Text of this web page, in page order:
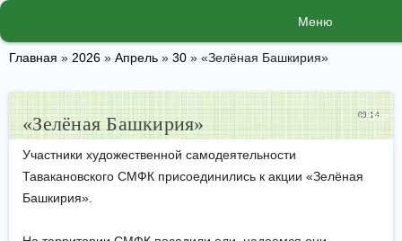
Меню
Главная » 2026 » Апрель » 30 » «Зелёная Башкирия»
09:14
«Зелёная Башкирия»
Участники художественной самодеятельности
Тавакановского СМФК присоединились к акции «Зелёная
Башкирия».
close